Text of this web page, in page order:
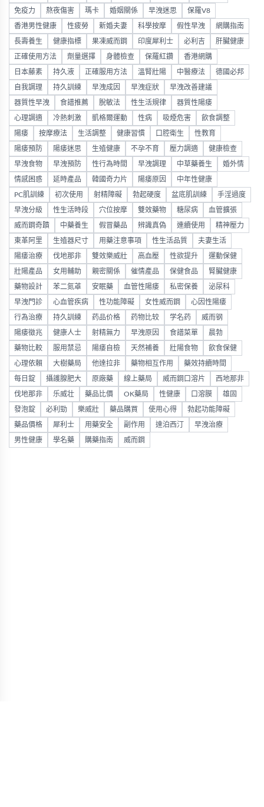
免疫力 熬夜傷害 瑪卡 婚姻關係 早洩迷思 保羅V8
香港男性健康 性疲勞 新婚夫妻 科學按摩 假性早洩 網購指南
長壽養生 健康指標 果凍威而鋼 印度犀利士 必利吉 肝臟健康
正確使用方法 劑量選擇 身體檢查 保羅紅鑽 香港網購
日本藤素 持久液 正確服用方法 溫腎壯陽 中醫療法 德國必邦
自我調理 持久訓練 早洩成因 早洩症狀 早洩改善建議
器質性早洩 食譜推薦 脫敏法 性生活規律 器質性陽痿
心理調適 冷熱刺激 凱格爾運動 性病 吸煙危害 飲食調整
陽痿 按摩療法 生活調整 健康習慣 口腔衛生 性教育
陽痿預防 陽痿迷思 生殖健康 不孕不育 壓力調適 健康檢查
早洩食物 早洩預防 性行為時間 早洩調理 中草藥養生 婚外情
情感困惑 延時產品 韓國奇力片 陽痿原因 中年性健康
PC肌訓練 初次使用 射精障礙 勃起硬度 盆底肌訓練 手淫過度
早洩分級 性生活時段 穴位按摩 雙效藥物 糖尿病 血管擴張
威而鋼奇蹟 中藥養生 假冒藥品 辨識真偽 連續使用 精神壓力
東革阿里 生殖器尺寸 用藥注意事項 性生活品質 夫妻生活
陽痿治療 伐地那非 雙效樂威壯 高血壓 性欲提升 運動保健
壯陽產品 女用輔助 親密關係 催情產品 保健食品 腎臟健康
藥物設計 苯二氮䓬 安眠藥 血管性陽痿 私密保養 泌尿科
早洩門診 心血管疾病 性功能障礙 女性威而鋼 心因性陽痿
行為治療 持久訓練 药品价格 药物比较 学名药 威而钢
陽痿徵兆 健康人士 射精無力 早洩原因 食譜菜單 晨勃
藥物比較 服用禁忌 陽痿自檢 天然補養 壯陽食物 飲食保健
心理依賴 大樹藥局 他達拉非 藥物相互作用 藥效持續時間
每日錠 攝護腺肥大 原廠藥 線上藥局 威而鋼口溶片 西地那非
伐地那非 乐威壮 藥品比價 OK藥局 性健康 口溶膜 雄固
發泡錠 必利勁 樂威壯 藥品購買 使用心得 勃起功能障礙
藥品價格 犀利士 用藥安全 副作用 達泊西汀 早洩治療
男性健康 學名藥 購藥指南 威而鋼